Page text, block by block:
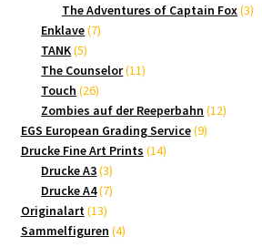
Produkte
The Adventures of Captain Fox 33
Enklave 77
TANK 55
Produkte
The Counselor 1111
Touch 2626
Produkte
Zombies auf der Reeperbahn 1212
EGS European Grading Service 99
Drucke Fine Art Prints 1414
Drucke A3 33
Produkte
Drucke A4 77
Originalart 1313
Produkte
Sammelfiguren 44